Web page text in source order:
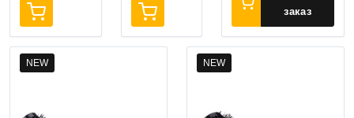
заказ
NEW NEW